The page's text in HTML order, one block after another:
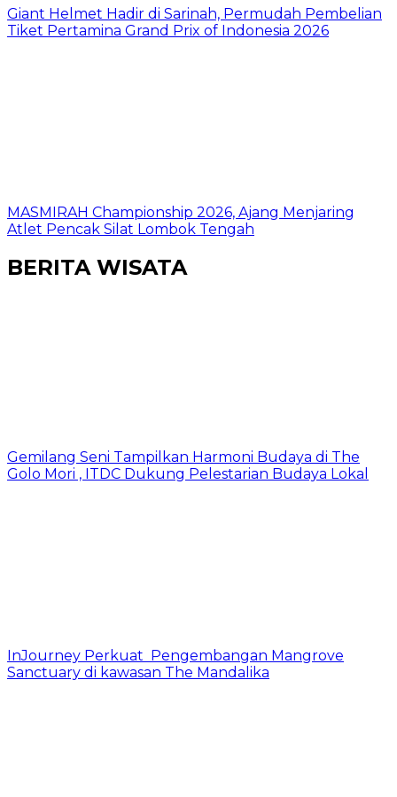
Giant Helmet Hadir di Sarinah, Permudah Pembelian
Tiket Pertamina Grand Prix of Indonesia 2026
MASMIRAH Championship 2026, Ajang Menjaring
Atlet Pencak Silat Lombok Tengah
BERITA WISATA
Gemilang Seni Tampilkan Harmoni Budaya di The
Golo Mori , ITDC Dukung Pelestarian Budaya Lokal
InJourney Perkuat Pengembangan Mangrove
Sanctuary di kawasan The Mandalika